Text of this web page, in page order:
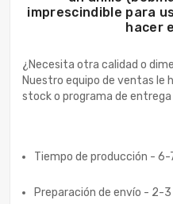
imprescindible para
hacer
¿Necesita otra calidad o
Nuestro equipo de ventas le
stock o programa de entrega
Tiempo de producción - 6-
Preparación de envío - 2-3